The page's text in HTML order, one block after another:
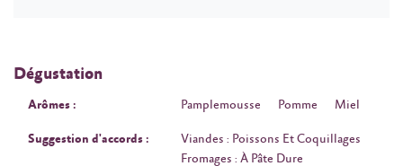
Dégustation
Arômes : Pamplemousse Pomme Miel
Suggestion d'accords :
Viandes : Poissons Et Coquillages
Fromages : À Pâte Dure